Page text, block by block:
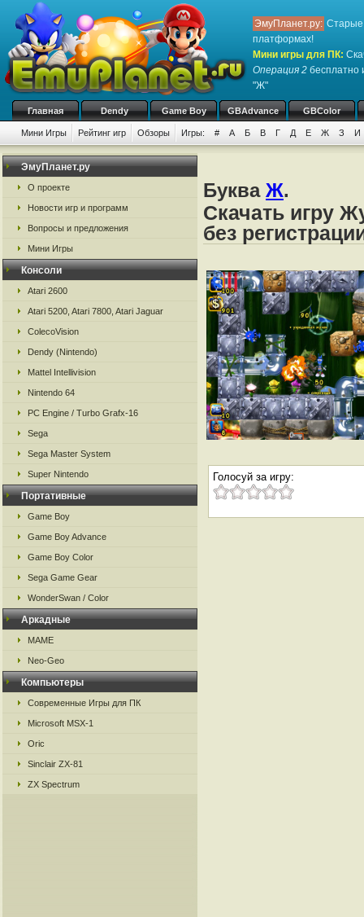
ЭмуПланет.ру: Старые
платформах!
Мини игры для ПК:
Операция 2 бесплатно
"Ж"
Главная Dendy Game Boy GBAdvance GBColor
Мини Игры Рейтинг игр Обзоры Игры: # А Б В Г Д Е Ж З И
ЭмуПланет.ру
О проекте
Новости игр и программ
Вопросы и предложения
Мини Игры
Консоли
Atari 2600
Atari 5200, Atari 7800, Atari Jaguar
ColecoVision
Dendy (Nintendo)
Mattel Intellivision
Nintendo 64
PC Engine / Turbo Grafx-16
Sega
Sega Master System
Super Nintendo
Портативные
Game Boy
Game Boy Advance
Game Boy Color
Sega Game Gear
WonderSwan / Color
Аркадные
MAME
Neo-Geo
Компьютеры
Современные Игры для ПК
Microsoft MSX-1
Oric
Sinclair ZX-81
ZX Spectrum
Буква Ж.
Скачать игру
без
Голосуй за игру: